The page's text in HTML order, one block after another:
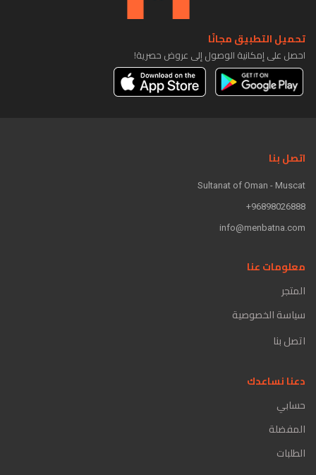
تحميل التطبيق مجانًا
احصل على إمكانية الوصول إلى عروض حصرية!
اتصل بنا
Sultanat of Oman - Muscat
96898026888+
info@menbatna.com
معلومات عنا
المتجر
سياسة الخصوصية
اتصل بنا
دعنا نساعدك
حسابي
المفضلة
الطلبات